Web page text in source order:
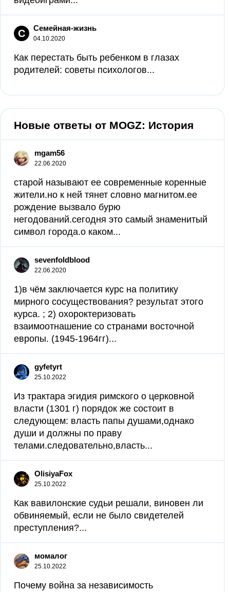
С Семейная-жизнь
04.10.2020
Как перестать быть ребенком в глазах
родителей: советы психологов...
Новые ответы от MOGZ: История
mgam56
22.06.2020
старой называют ее современные коренные
жители.но к ней тянет словно магнитом.ее
рождение вызвало бурю
негодований.сегодня это самый знаменитый
символ города.о каком...
sevenfoldblood
22.06.2020
1)в чём заключается курс на политику
мирного сосуществования? результат этого
курса. ; 2) охороктеризовать
взаимоотнашение со странами восточной
европы. (1945-1964гг)...
gyfetyrt
25.10.2022
Из трактара эгидия римского о церковной
власти (1301 г) порядок же состоит в
следующем: власть папы душами,однако
души и должны по праву
телами.следовательно,власть...
OlisiyaFox
25.10.2022
Как вавилонские судьи решали, виновен ли
обвиняемый, если не было свидетелей
преступления?...
момалог
25.10.2022
Почему война за независимость